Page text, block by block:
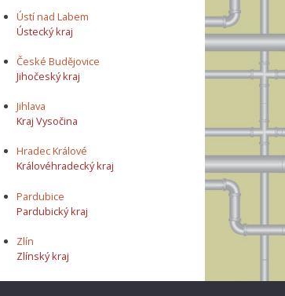
Ústí nad Labem
Ústecký kraj
České Budějovice
Jihočeský kraj
Jihlava
Kraj Vysočina
Hradec Králové
Královéhradecký kraj
Pardubice
Pardubický kraj
Zlín
Zlínský kraj